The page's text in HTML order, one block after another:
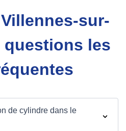
sur-
questions les
de cylindre dans le